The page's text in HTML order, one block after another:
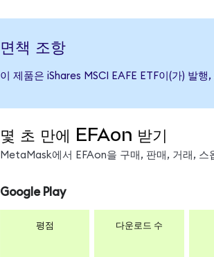
면책 조항
이 제품은 iShares MSCI EAFE ETF이(가) 발
몇 초 만에 EFAon 받기
MetaMask에서 EFAon을 구매, 판매, 거래,
Google Play
평점 다운로드 수